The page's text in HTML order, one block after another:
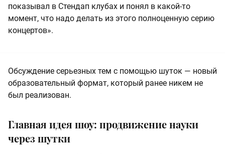
показывал в Стендап клубах и понял в какой-то
момент, что надо делать из этого полноценную серию
концертов».
Обсуждение серьезных тем с помощью шуток — новый
образовательный формат, который ранее никем не
был реализован.
Главная идея шоу: продвижение науки
через шутки